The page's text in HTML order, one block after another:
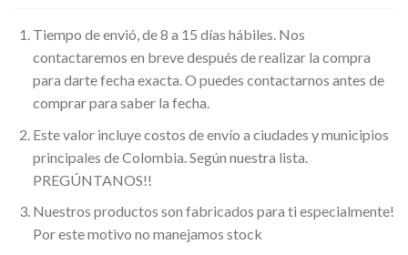
Tiempo de envió, de 8 a 15 días hábiles. Nos
contactaremos en breve después de realizar la compra
para darte fecha exacta. O puedes contactarnos antes de
comprar para saber la fecha.
Este valor incluye costos de envío a ciudades y municipios
principales de Colombia. Según nuestra lista.
PREGÚNTANOS!!
Nuestros productos son fabricados para ti especialmente!
Por este motivo no manejamos stock